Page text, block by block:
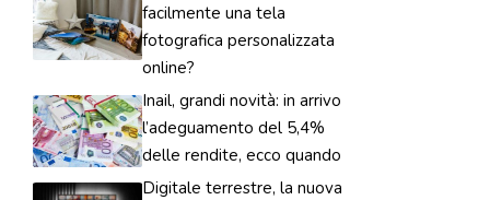
facilmente una tela
fotografica personalizzata
online?
Inail, grandi novità: in arrivo
l’adeguamento del 5,4%
delle rendite, ecco quando
Digitale terrestre, la nuova